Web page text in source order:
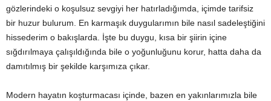
gözlerindeki o koşulsuz sevgiyi her hatırladığımda, içimde tarifsiz
bir huzur bulurum. En karmaşık duygularımın bile nasıl sadeleştiğini
hissederim o bakışlarda. İşte bu duygu, kısa bir şiirin içine
sığdırılmaya çalışıldığında bile o yoğunluğunu korur, hatta daha da
damıtılmış bir şekilde karşımıza çıkar.
Modern hayatın koşturmacası içinde, bazen en yakınlarımızla bile